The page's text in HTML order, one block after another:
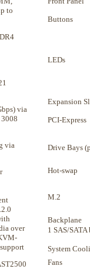
to
via
via
over
Buttons
LEDs
Expansion
PCI-Express
Drive Bays
Hot-swap
M.2
Backplane
1 SAS/
System
Fans